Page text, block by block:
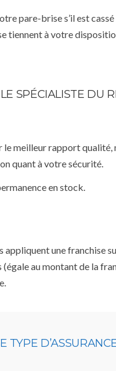
pare-brise s’il est
tiennent à votre
SPÉCIALISTE DU
le meilleur rapport
quant à votre sécurité.
en stock.
appliquent une franchise
au montant de la
TYPE